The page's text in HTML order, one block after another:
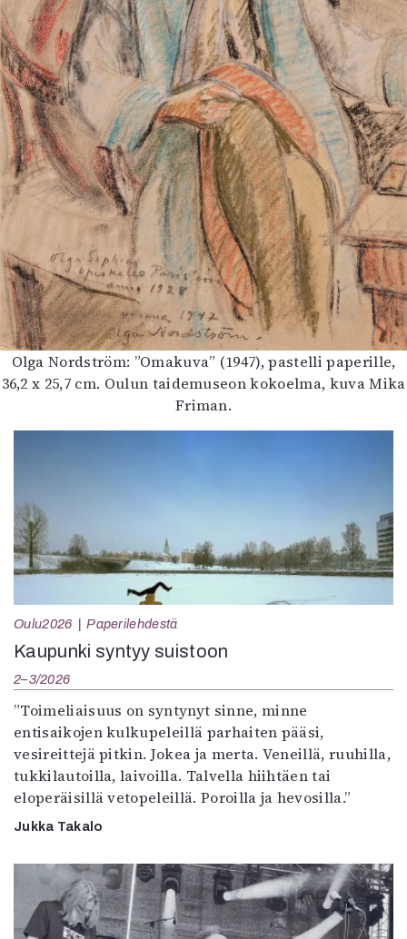
Olga Nordström: ”Omakuva” (1947), pastelli paperille,
36,2 x 25,7 cm. Oulun taidemuseon kokoelma, kuva Mika
Friman.
Oulu2026 Paperilehdestä
Kaupunki syntyy suistoon
2–3/2026
”Toimeliaisuus on syntynyt sinne, minne
entisaikojen kulkupeleillä parhaiten pääsi,
vesireittejä pitkin. Jokea ja merta. Veneillä, ruuhilla,
tukkilautoilla, laivoilla. Talvella hiihtäen tai
eloperäisillä vetopeleillä. Poroilla ja hevosilla.”
Jukka Takalo